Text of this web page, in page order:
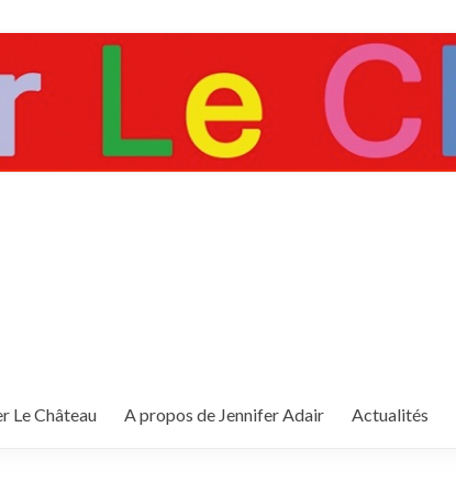
Le Château A propos de Jennifer Adair Actualités